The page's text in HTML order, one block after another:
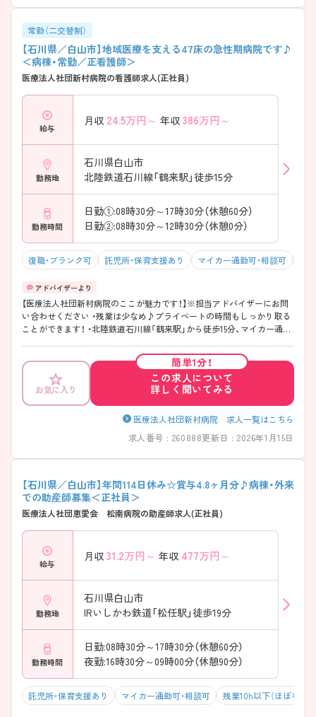
常勤（二交替制）
【石川県／白山市】地域医療を支える47床の急性期病院です♪
＜病棟・常勤／正看護師＞
医療法人社団新村病院の看護師求人(正社員)
給与
月収 24.5万円～ 年収 386万円～
勤務地
石川県白山市
北陸鉄道石川線「鶴来駅」徒歩15分
勤務時間
日勤①:08時30分～17時30分（休憩60分）
日勤②:08時30分～12時30分（休憩0分）
復職・ブランク可 託児所・保育支援あり マイカー通勤可・相談可
【医療法人社団新村病院のここが魅力です！】※担当アドバイザーにお問
い合わせください ・残業は少なめ♪プライベートの時間もしっかり取る
ことができます！ ・北陸鉄道石川線「鶴来駅」から徒歩15分、マイカー通勤
お気に入り
簡単1分！
この求人について
詳しく聞いてみる
医療法人社団新村病院 求人一覧はこちら
求人番号 : 260888更新日 : 2026年1月15日
【石川県／白山市】年間114日休み☆賞与4.8ヶ月分♪病棟・外来
での助産師募集＜正社員＞
医療法人社団恵愛会 松南病院の助産師求人(正社員)
給与
月収 31.2万円～ 年収 477万円～
勤務地
石川県白山市
IRいしかわ鉄道「松任駅」徒歩19分
勤務時間
日勤:08時30分～17時30分（休憩60分）
夜勤:16時30分～09時00分（休憩90分）
託児所・保育支援あり マイカー通勤可・相談可 残業10h以下（ほぼなし）